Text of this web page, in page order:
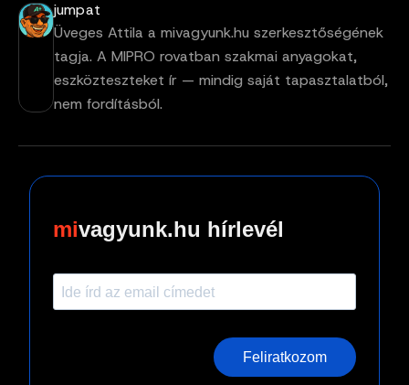
jumpat
Üveges Attila a mivagyunk.hu szerkesztőségének
tagja. A MIPRO rovatban szakmai anyagokat,
eszközteszteket ír — mindig saját tapasztalatból,
nem fordításból.
vagyunk.hu hírlevél
Feliratkozom